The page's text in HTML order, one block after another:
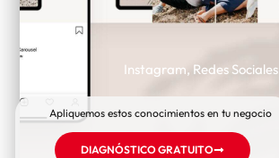
Instagram, Redes Sociales
Apliquemos estos conocimientos en tu negocio
DIAGNÓSTICO GRATUITO